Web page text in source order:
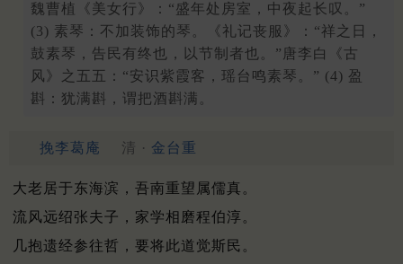
魏曹植《美女行》：“盛年处房室，中夜起长叹。”
(3) 素琴：不加装饰的琴。《礼记丧服》：“祥之日，
鼓素琴，告民有终也，以节制者也。”唐李白《古
风》之五五：“安识紫霞客，瑶台鸣素琴。” (4) 盈
斟：犹满斟，谓把酒斟满。
挽李葛庵 清 · 金台重
大老居于东海滨，吾南重望属儒真。
流风远绍张夫子，家学相磨程伯淳。
几抱遗经参往哲，要将此道觉斯民。